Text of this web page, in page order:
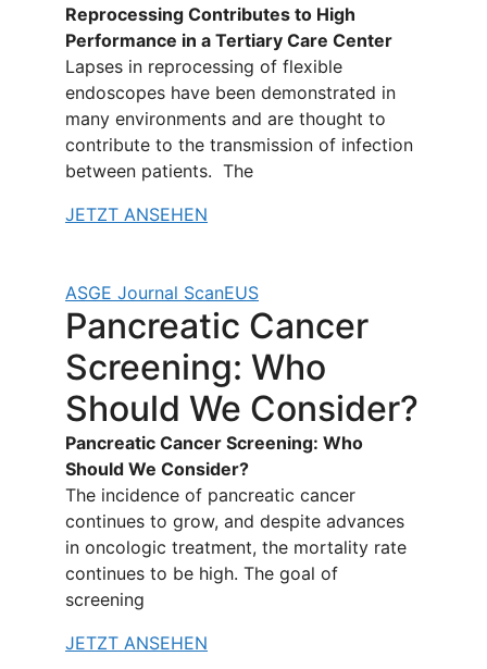
Reprocessing Contributes to High
Performance in a Tertiary Care Center
Lapses in reprocessing of flexible
endoscopes have been demonstrated in
many environments and are thought to
contribute to the transmission of infection
between patients. The
JETZT ANSEHEN
ASGE Journal ScanEUS
Pancreatic Cancer
Screening: Who
Should We Consider?
Pancreatic Cancer Screening: Who
Should We Consider?
The incidence of pancreatic cancer
continues to grow, and despite advances
in oncologic treatment, the mortality rate
continues to be high. The goal of
screening
JETZT ANSEHEN